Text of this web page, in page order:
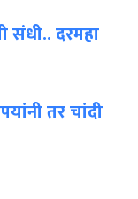
संधी.. दरमहा
तर चांदी